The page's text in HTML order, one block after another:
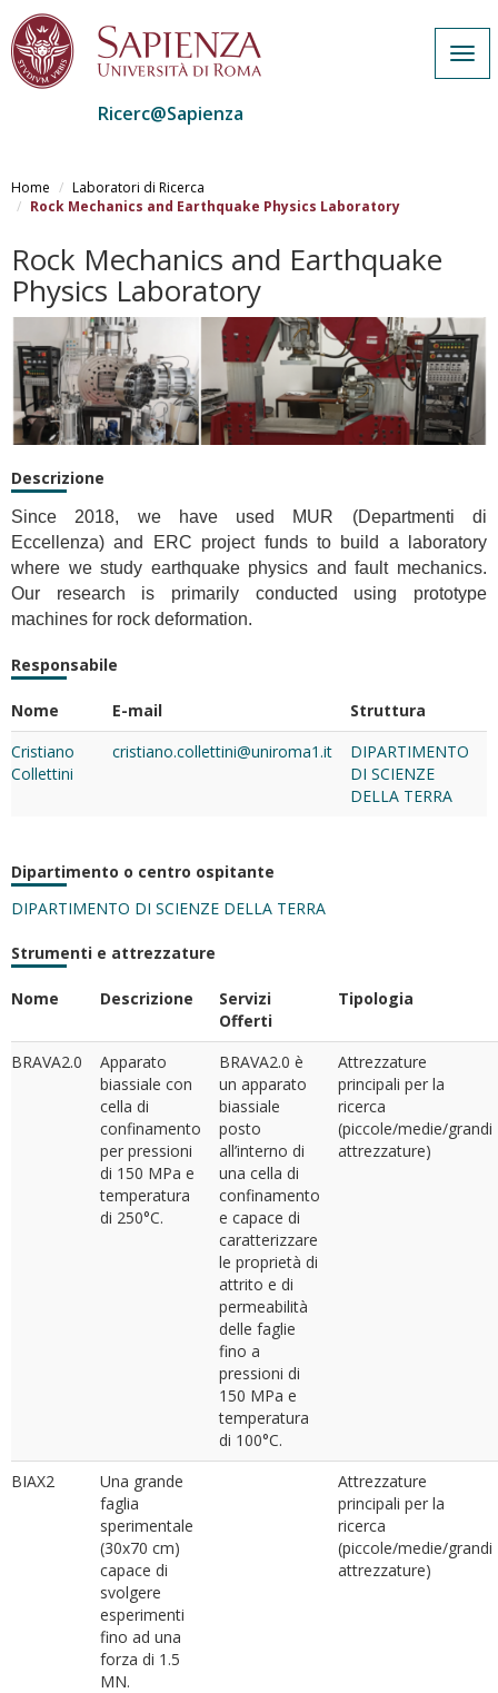
al
contenuto
Ricerc@Sapienza
Home
Laboratori di Ricerca
Rock Mechanics and Earthquake Physics Laboratory
Rock Mechanics and Earthquake
Physics Laboratory
Descrizione
Since 2018, we have used MUR (Departmenti di
Eccellenza) and ERC project funds to build a laboratory
where we study earthquake physics and fault mechanics.
Our research is primarily conducted using prototype
machines for rock deformation.
Responsabile
Nome E-mail
Struttura
Cristiano
Collettini
cristiano.collettini@uniroma1.it
DIPARTIMENTO
DI SCIENZE
DELLA TERRA
Dipartimento o centro ospitante
DIPARTIMENTO DI SCIENZE DELLA TERRA
Strumenti e attrezzature
Nome Descrizione
Servizi
Offerti
Tipologia
BRAVA2.0
Apparato
biassiale con
cella di
confinamento
per pressioni
di 150 MPa e
temperatura
di 250°C.
BRAVA2.0 è
un apparato
biassiale
posto
all’interno di
una cella di
confinamento
e capace di
caratterizzare
le proprietà di
attrito e di
permeabilità
delle faglie
fino a
pressioni di
150 MPa e
temperatura
di 100°C.
Attrezzature
principali per la
ricerca
(piccole/medie/grandi
attrezzature)
BIAX2
Una grande
faglia
sperimentale
(30x70 cm)
capace di
svolgere
esperimenti
fino ad una
forza di 1.5
MN.
Attrezzature
principali per la
ricerca
(piccole/medie/grandi
attrezzature)